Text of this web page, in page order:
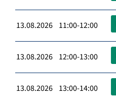
13.08.2026 11:00-12:00
13.08.2026 12:00-13:00
13.08.2026 13:00-14:00